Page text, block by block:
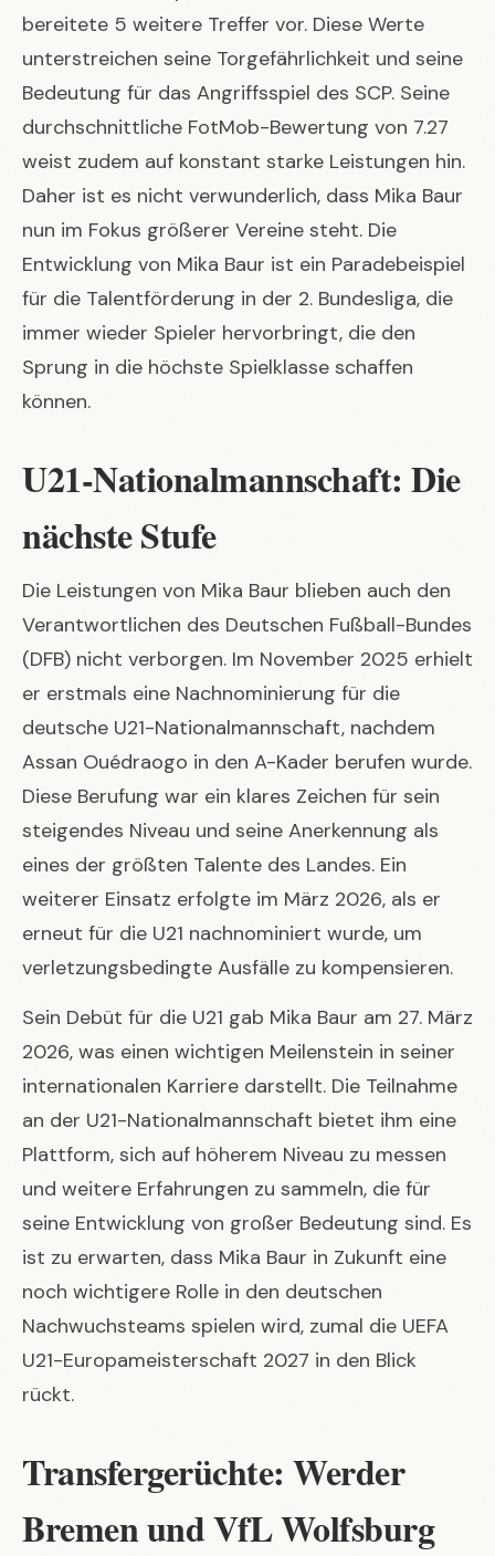
bereitete 5 weitere Treffer vor. Diese Werte
unterstreichen seine Torgefährlichkeit und seine
Bedeutung für das Angriffsspiel des SCP. Seine
durchschnittliche FotMob-Bewertung von 7.27
weist zudem auf konstant starke Leistungen hin.
Daher ist es nicht verwunderlich, dass Mika Baur
nun im Fokus größerer Vereine steht. Die
Entwicklung von Mika Baur ist ein Paradebeispiel
für die Talentförderung in der 2. Bundesliga, die
immer wieder Spieler hervorbringt, die den
Sprung in die höchste Spielklasse schaffen
können.
U21-Nationalmannschaft: Die
nächste Stufe
Die Leistungen von Mika Baur blieben auch den
Verantwortlichen des Deutschen Fußball-Bundes
(DFB) nicht verborgen. Im November 2025 erhielt
er erstmals eine Nachnominierung für die
deutsche U21-Nationalmannschaft, nachdem
Assan Ouédraogo in den A-Kader berufen wurde.
Diese Berufung war ein klares Zeichen für sein
steigendes Niveau und seine Anerkennung als
eines der größten Talente des Landes. Ein
weiterer Einsatz erfolgte im März 2026, als er
erneut für die U21 nachnominiert wurde, um
verletzungsbedingte Ausfälle zu kompensieren.
Sein Debüt für die U21 gab Mika Baur am 27. März
2026, was einen wichtigen Meilenstein in seiner
internationalen Karriere darstellt. Die Teilnahme
an der U21-Nationalmannschaft bietet ihm eine
Plattform, sich auf höherem Niveau zu messen
und weitere Erfahrungen zu sammeln, die für
seine Entwicklung von großer Bedeutung sind. Es
ist zu erwarten, dass Mika Baur in Zukunft eine
noch wichtigere Rolle in den deutschen
Nachwuchsteams spielen wird, zumal die UEFA
U21-Europameisterschaft 2027 in den Blick
rückt.
Transfergerüchte: Werder
Bremen und VfL Wolfsburg